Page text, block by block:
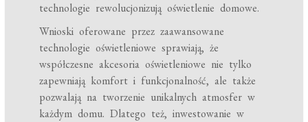
technologie rewolucjonizują oświetlenie domowe.
Wnioski oferowane przez zaawansowane
technologie oświetleniowe sprawiają, że
współczesne akcesoria oświetleniowe nie tylko
zapewniają komfort i funkcjonalność, ale także
pozwalają na tworzenie unikalnych atmosfer w
każdym domu. Dlatego też, inwestowanie w